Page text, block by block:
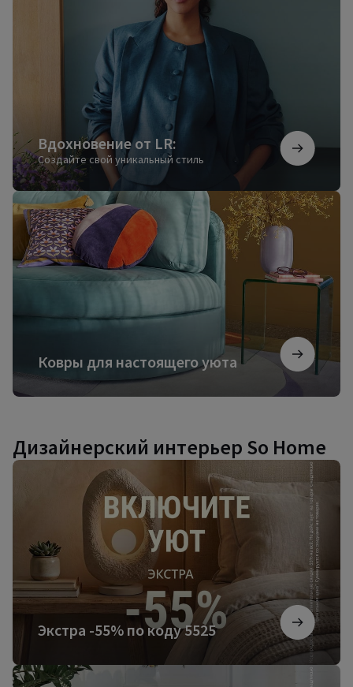
Вдохновение от LR:
Создайте свой уникальный стиль
Ковры для настоящего уюта
Ковры
для
настоящего
уюта
Дизайнерский интерьер So Home
Экстра -55% по коду 5525
Экстра
Экстра